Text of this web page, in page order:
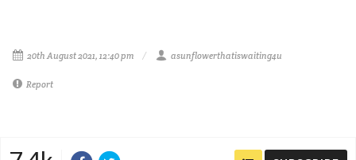
20th August 2021, 12:40 pm asunflowerthatiswaiting4u
Report